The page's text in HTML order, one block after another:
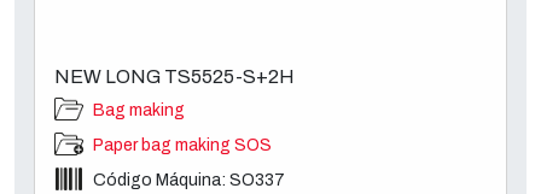
NEW LONG TS5525-S+2H
Bag making
Paper bag making SOS
Código Máquina: SO337